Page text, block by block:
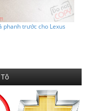
phanh trước cho Lexus